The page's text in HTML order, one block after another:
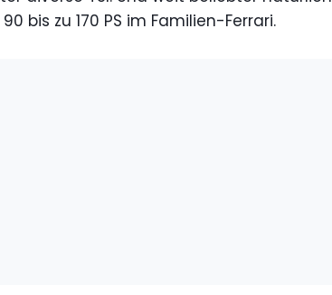
bis zu 170 PS im Familien-Ferrari.